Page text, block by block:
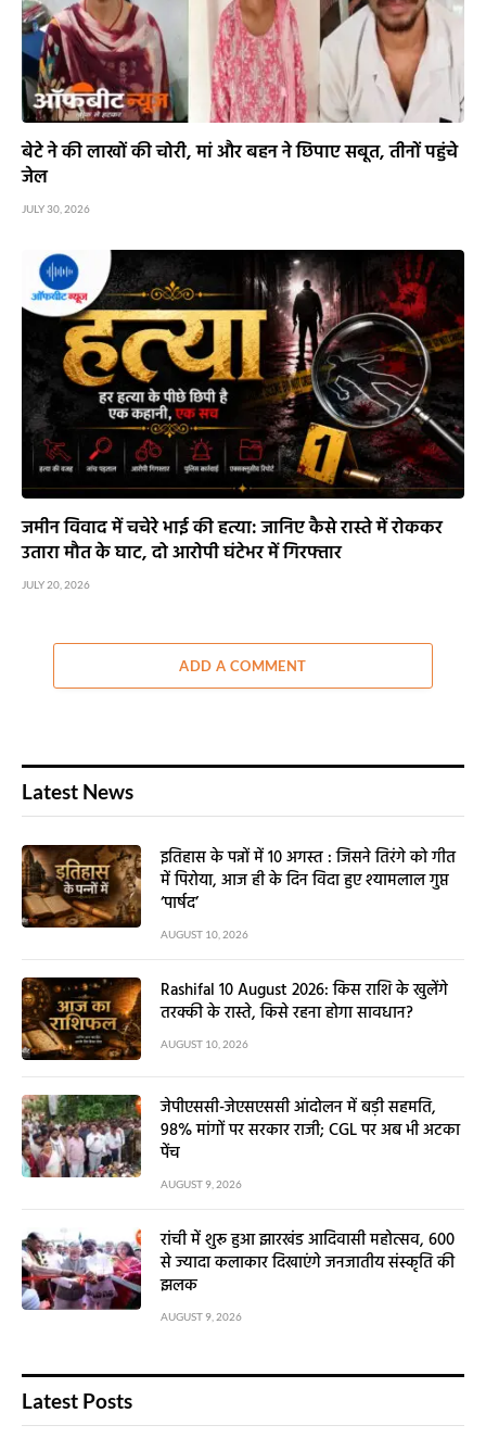
बेटे ने की लाखों की चोरी, मां और बहन ने छिपाए सबूत, तीनों पहुंचे
जेल
JULY 30, 2026
जमीन विवाद में चचेरे भाई की हत्या: जानिए कैसे रास्ते में रोककर
उतारा मौत के घाट, दो आरोपी घंटेभर में गिरफ्तार
JULY 20, 2026
ADD A COMMENT
Latest News
इतिहास के पन्नों में 10 अगस्त : जिसने तिरंगे को गीत
में पिरोया, आज ही के दिन विदा हुए श्यामलाल गुप्त
‘पार्षद’
AUGUST 10, 2026
Rashifal 10 August 2026: किस राशि के खुलेंगे
तरक्की के रास्ते, किसे रहना होगा सावधान?
AUGUST 10, 2026
जेपीएससी-जेएसएससी आंदोलन में बड़ी सहमति,
98% मांगों पर सरकार राजी; CGL पर अब भी अटका
पेंच
AUGUST 9, 2026
रांची में शुरू हुआ झारखंड आदिवासी महोत्सव, 600
से ज्यादा कलाकार दिखाएंगे जनजातीय संस्कृति की
झलक
AUGUST 9, 2026
Latest Posts